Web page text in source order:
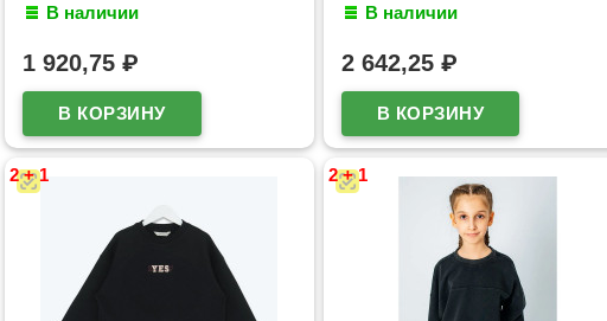
В наличии
1 920,75 ₽
В наличии
2 642,25 ₽
2 + 1 2 + 1